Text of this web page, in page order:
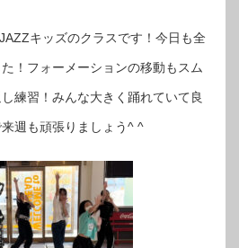
キッズのクラスです！今日も全
！フォーメーションの移動もスム
練習！みんな大きく踊れていて良
週も頑張りましょう^ ^